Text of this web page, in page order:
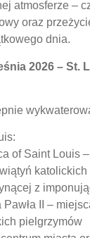
atmosferze –
oraz
dnia.
2026 – St.
of Saint Louis
katolickich
z
II –
pielgrzymów